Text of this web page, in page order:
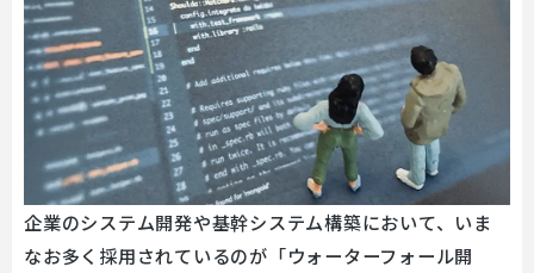
企業のシステム開発や基幹システム構築において、いま
なお多く採用されているのが「ウォーターフォール開